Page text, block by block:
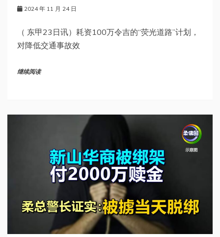
2024 年 11 月 24 日
（ 东甲23日讯）耗资100万令吉的“荧光道路”计划，
对降低交通事故效
继续阅读